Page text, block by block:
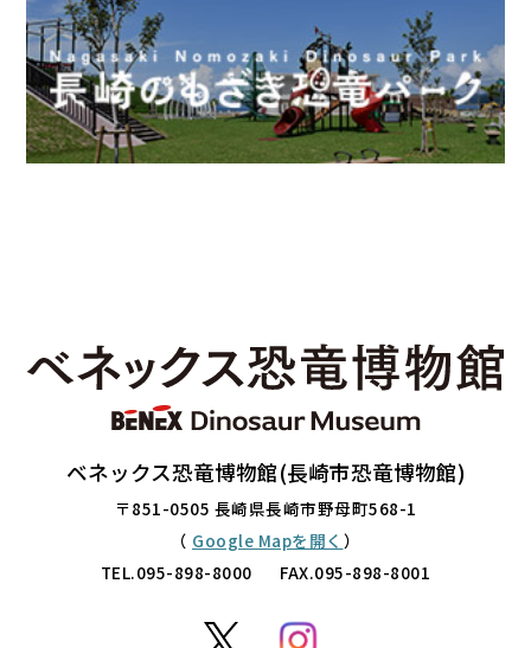
ベネックス恐竜博物館(長崎市恐竜博物館)
〒851-0505 長崎県長崎市野母町568-1
（ Google Mapを開く ）
TEL.095-898-8000 FAX.095-898-8001